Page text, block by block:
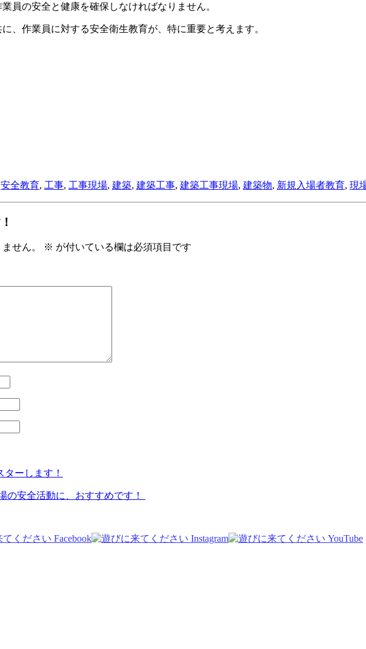
員の安全と健康を確保しなければなりません。
、作業員に対する安全衛生教育が、特に重要と考えます。
安全教育, 工事, 工事現場, 建築, 建築工事, 建築工事現場, 建築物, 新規入場者教育, 現
せん。 ※ が付いている欄は必須項目です
ーします！
の安全活動に、おすすめです！